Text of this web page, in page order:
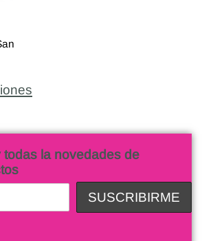
todas la novedades de